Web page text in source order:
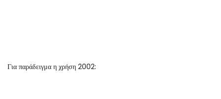
Για παράδειγμα η χρήση 2002: